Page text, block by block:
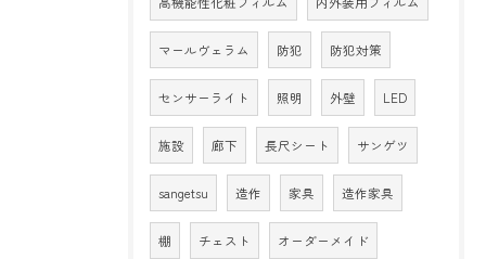
マールヴェラム 防犯 防犯対策
センサーライト 照明 外壁 LED
施設 廊下 長尺シート サンゲツ
sangetsu 造作 家具 造作家具
棚 チェスト オーダーメイド